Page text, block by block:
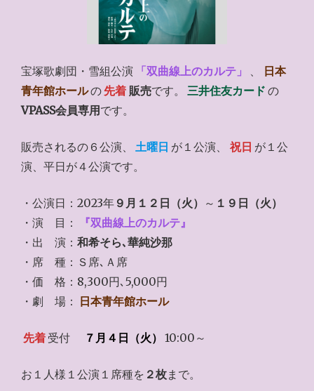
宝塚歌劇団・雪組公演 「双曲線上のカルテ」 、
日本
青年館ホールの 先着 販売です。 三井住友カード の
VPASS会員専用 です。
販売されるの６公演、 土曜日 が１公演、 祝日 が１公
演、平日が４公演です。
・公演日：2023年 ９月１２日（火） ～ １９日（火）
・演 目：
『双曲線上のカルテ』
・出 演： 和希そら､華純沙那
・席 種：Ｓ席､Ａ席
・価 格：8,300円､5,000円
・劇 場：
日本青年館ホール
先着 受付 ７月４日（火） 10:00～
お１人様１公演１席種を ２枚まで。